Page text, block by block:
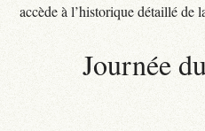
accède à l’historique détaillé de
Journée